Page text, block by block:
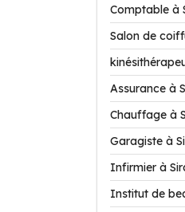
Comptable à
Salon de
Assurance à
Chauffage à
Garagiste à
Infirmier à
Institut de